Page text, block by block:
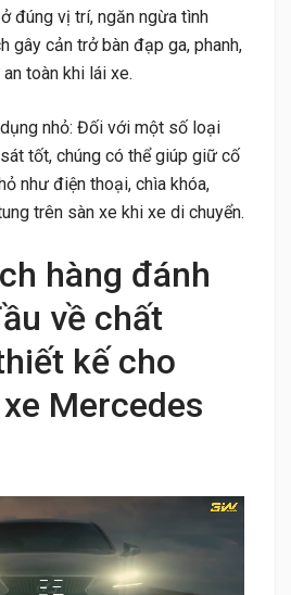
đúng vị trí, ngăn ngừa tình
gây cản trở bàn đạp ga, phanh,
toàn khi lái xe.
nhỏ: Đối với một số loại
tốt, chúng có thể giúp giữ cố
như điện thoại, chìa khóa,
trên sàn xe khi xe di chuyển.
hàng đánh
về chất
kế cho
Mercedes